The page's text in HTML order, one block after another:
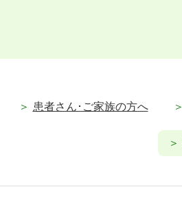
患者さん･ご家族の方へ